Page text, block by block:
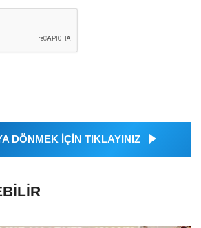
DÖNMEK İÇİN TIKLAYINIZ